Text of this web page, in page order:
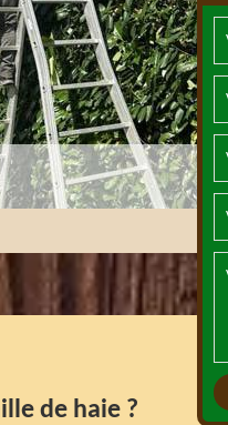
de haie ?